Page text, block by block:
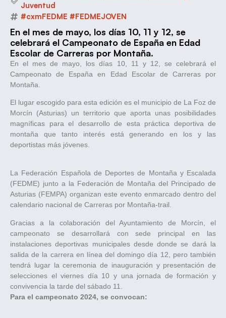
Juventud
#cxmFEDME #FEDMEJOVEN
En el mes de mayo, los días 10, 11 y 12, se
celebrará el Campeonato de España en Edad
Escolar de Carreras por Montaña.
En el mes de mayo, los días 10, 11 y 12, se celebrará el
Campeonato de España en Edad Escolar de Carreras por
Montaña.
El lugar escogido para esta edición es el municipio de La Foz de
Morcín (Asturias) un territorio que aporta unas posibilidades
magníficas para el desarrollo de esta práctica deportiva de
montaña que tanto interés está generando en los y las
deportistas más jóvenes.
La Federación Española de Deportes de Montaña y Escalada
(FEDME) junto a la Federación de Montaña del Principado de
Asturias (FEMPA) organizan este evento enmarcado dentro del
calendario nacional de Carreras por Montaña-trail.
Gracias a la colaboración del Ayuntamiento de Morcín, el
campeonato se desarrollará con sede principal en las
instalaciones deportivas municipales desde donde se dará la
salida de la carrera en línea del domingo día 12, pero también
tendrá lugar la ceremonia de inauguración y presentación de
selecciones el viernes día 10 y una jornada de formación y
convivencia la tarde del sábado 11.
Para el campeonato 2024, se convocan: